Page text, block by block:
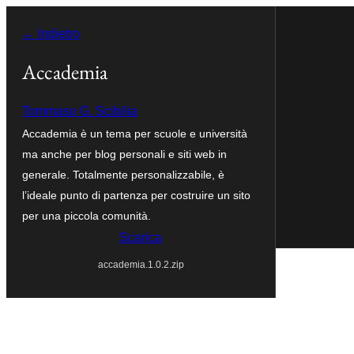
contenuto
← Indietro
Accademia
Tommaso G. Scibilia
Accademia è un tema per scuole e università
ma anche per blog personali e siti web in
generale. Totalmente personalizzabile, è
l’ideale punto di partenza per costruire un sito
per una piccola comunità.
Scarica
accademia.1.0.2.zip